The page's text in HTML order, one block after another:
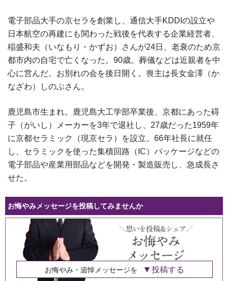
電子部品大手の京セラを創業し、通信大手KDDIの設立や
日本航空の再建にも関わった戦後を代表する企業経営者、
稲盛和夫（いなもり・かずお）さんが24日、老衰のため京
都市内の自宅で亡くなった。90歳。葬儀などは近親者を中
心に営んだ。お別れの会を後日開く。喪主は長女金澤（か
なざわ）しのぶさん。
鹿児島市生まれ。鹿児島大工学部卒業後、京都にあった碍
子（がいし）メーカーを3年で退社し、27歳だった1959年
に京都セラミック（現京セラ）を設立。66年社長に就任
し、セラミックを使った集積回路（IC）パッケージなどの
電子部品や産業用部品などを開発・製造販売し、急成長さ
せた。
お悔やみメッセージを投稿してみませんか
お悔やみ・追悼メッセージを 投稿する